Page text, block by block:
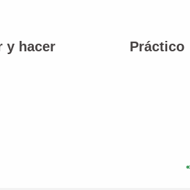
y hacer Práctico